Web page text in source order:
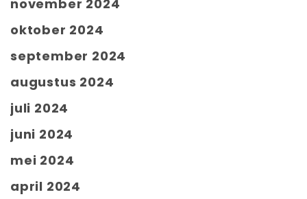
november 2024
oktober 2024
september 2024
augustus 2024
juli 2024
juni 2024
mei 2024
april 2024